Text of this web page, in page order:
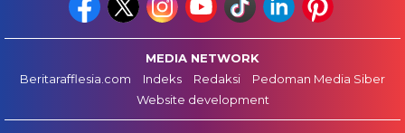
MEDIA NETWORK
Beritarafflesia.com
Indeks Redaksi
Pedoman Media Siber
Website development